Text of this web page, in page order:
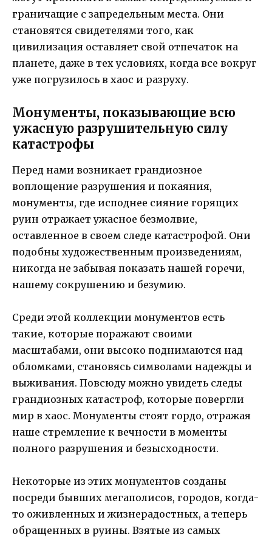
граничащие с запредельным места. Они
становятся свидетелями того, как
цивилизация оставляет свой отпечаток на
планете, даже в тех условиях, когда все вокруг
уже погрузилось в хаос и разруху.
Монументы, показывающие всю
ужасную разрушительную силу
катастрофы
Перед нами возникает грандиозное
воплощение разрушения и покаяния,
монументы, где исподнее сияние горящих
руин отражает ужасное безмолвие,
оставленное в своем следе катастрофой. Они
подобны художественным произведениям,
никогда не забывая показать нашей горечи,
нашему сокрушению и безумию.
Среди этой коллекции монументов есть
такие, которые поражают своими
масштабами, они высоко поднимаются над
обломками, становясь символами надежды и
выживания. Повсюду можно увидеть следы
грандиозных катастроф, которые повергли
мир в хаос. Монументы стоят гордо, отражая
наше стремление к вечности в моменты
полного разрушения и безысходности.
Некоторые из этих монументов созданы
посреди бывших мегаполисов, городов, когда-
то оживленных и жизнерадостных, а теперь
обращенных в руины. Взятые из самых